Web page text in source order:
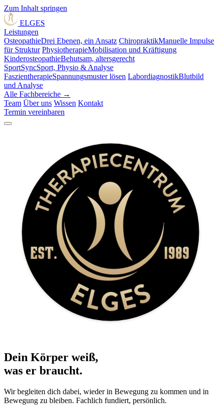
Zum Inhalt springen
ELGES
Leistungen
OsteopathieDrei Ebenen, ein Ansatz ChiropraktikManuelle Impulse
für Struktur PhysiotherapieMobilisation und Kräftigung
KinderosteopathieBehutsam, altersgerecht
SportSyncSport, Physio & Analyse
FaszientherapieSpannungsmuster lösen LabordiagnostikBlutbild
und Analyse
Alle Fachbereiche →
Team Über uns Wissen Kontakt
Termin vereinbaren
Dein Körper weiß,
was er braucht.
Wir begleiten dich dabei, wieder in Bewegung zu kommen und in
Bewegung zu bleiben. Fachlich fundiert, persönlich.